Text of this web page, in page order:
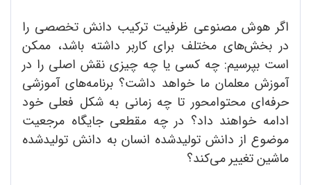
اگر هوش مصنوعی ظرفیت ترکیب دانش تخصصی را
در بخش‌‌های مختلف برای کاربر داشته باشد، ممکن
است بپرسیم: چه کسی یا چه چیزی نقش اصلی را در
آموزش معلمان ما خواهد داشت؟ برنامه‌‌های آموزشی
حرفه‌ای محتوامحور تا چه زمانی به شکل فعلی خود
ادامه خواهند داد؟ در چه مقطعی جایگاه مرجعیت
موضوع از دانش تولیدشده انسان به دانش تولیدشده
ماشین تغییر ‌می‌کند؟